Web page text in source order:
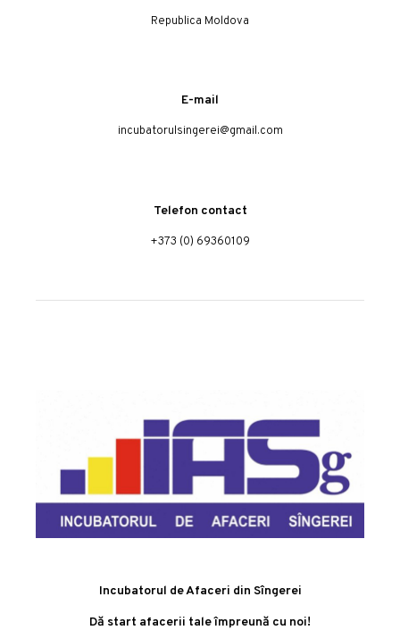
Republica Moldova
E-mail
incubatorulsingerei@gmail.com
Telefon contact
+373 (0) 69360109
Incubatorul de Afaceri din Sîngerei
Dă start afacerii tale împreună cu noi!